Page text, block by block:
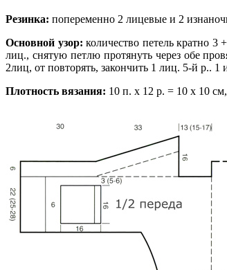
Резинка: попеременно 2 лицевые и 2
Основной узор: количество петель кратно
лиц., снятую петлю протянуть через обе
2лиц, от повторять, закончить 1 лиц. 5-й р..
Плотность вязания: 10 п. х 12 р. = 10 х 10